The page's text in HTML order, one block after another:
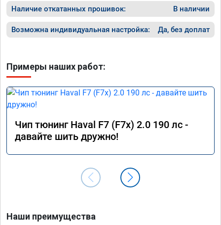
Наличие откатанных прошивок: В наличии
Возможна индивидуальная настройка: Да, без доплат
Примеры наших работ:
Чип тюнинг Haval F7 (F7x) 2.0 190 лс -
давайте шить дружно!
Наши преимущества